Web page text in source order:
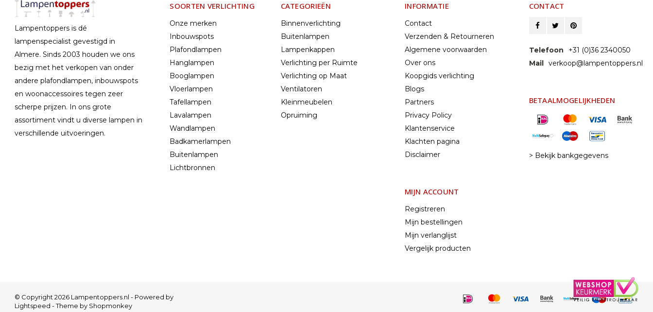
Lampentoppers is dé
lampenspecialist gevestigd in
Almere. Sinds 2003 houden we ons
bezig met het verkopen van onder
andere plafondlampen, inbouwspots
en woonaccessoires tegen zeer
scherpe prijzen. In ons grote
assortiment vindt u diverse lampen in
verschillende uitvoeringen.
SOORTEN VERLICHTING
Onze merken
Inbouwspots
Plafondlampen
Hanglampen
Booglampen
Vloerlampen
Tafellampen
Lavalampen
Wandlampen
Badkamerlampen
Buitenlampen
Lichtbronnen
CATEGORIEËN
Binnenverlichting
Buitenlampen
Lampenkappen
Verlichting per Ruimte
Verlichting op Maat
Ventilatoren
Kleinmeubelen
Opruiming
INFORMATIE
Contact
Verzenden & Retourneren
Algemene voorwaarden
Over ons
Koopgids verlichting
Blogs
Partners
Privacy Policy
Klantenservice
Klachten pagina
Disclaimer
MIJN ACCOUNT
Registreren
Mijn bestellingen
Mijn verlanglijst
Vergelijk producten
CONTACT
Telefoon
+31 (0)36 2340050
Mail
verkoop@lampentoppers.nl
BETAALMOGELIJKHEDEN
> Bekijk bankgegevens
© Copyright 2026 Lampentoppers.nl - Powered by
Lightspeed - Theme by Shopmonkey